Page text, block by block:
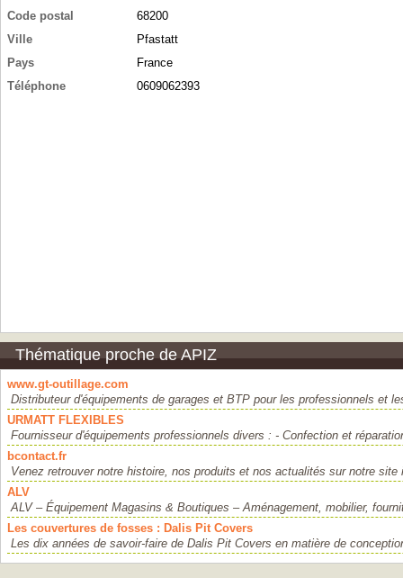
Code postal
68200
Ville
Pfastatt
Pays
France
Téléphone
0609062393
Thématique proche de APIZ
www.gt-outillage.com
Distributeur d'équipements de garages et BTP pour les professionnels et
URMATT FLEXIBLES
Fournisseur d'équipements professionnels divers : - Confection et
bcontact.fr
Venez retrouver notre histoire, nos produits et nos actualités sur notre site
ALV
ALV – Équipement Magasins & Boutiques – Aménagement, mobilier,
Les couvertures de fosses : Dalis Pit Covers
Les dix années de savoir-faire de Dalis Pit Covers en matière de